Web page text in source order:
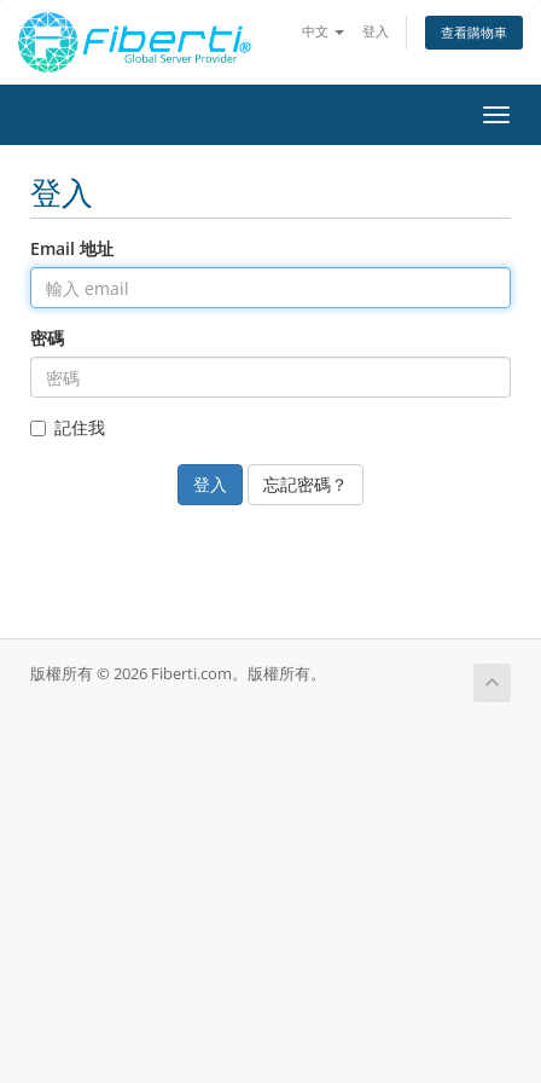
中文 登入 查看購物車
切
換
登入
Email 地址
密碼
記住我
忘記密碼？
版權所有 © 2026 Fiberti.com。版權所有。